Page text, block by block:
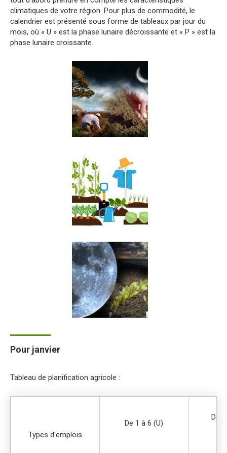
climatiques de votre région. Pour plus de commodité, le
calendrier est présenté sous forme de tableaux par jour du
mois, où « U » est la phase lunaire décroissante et « P » est la
phase lunaire croissante.
Pour janvier
Tableau de planification agricole :
Types d'emplois
De 1 à 6 (U)
De